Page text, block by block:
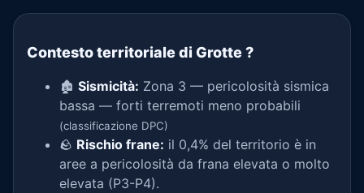
Contesto territoriale di Grotte?
🏚️ Sismicità: Zona 3 — pericolosità sismica
bassa — forti terremoti meno probabili
(classificazione DPC)
🪨 Rischio frane: il 0,4% del territorio è in
aree a pericolosità da frana elevata o molto
elevata (P3-P4).